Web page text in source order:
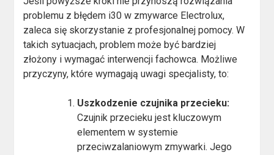
problemu z błędem i30 w zmywarce Electrolux,
zaleca się skorzystanie z profesjonalnej pomocy. W
takich sytuacjach, problem może być bardziej
złożony i wymagać interwencji fachowca. Możliwe
przyczyny, które wymagają uwagi specjalisty, to:
Uszkodzenie czujnika przecieku:
Czujnik przecieku jest kluczowym
elementem w systemie
przeciwzalaniowym zmywarki. Jego